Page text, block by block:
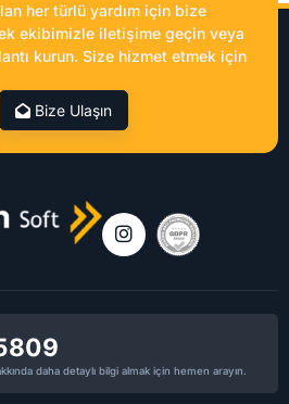
her türlü yardım için bize
ekibimizle iletişime geçin veya
kurun. Size hizmet etmek için
Bize Ulaşın
daha detaylı bilgi almak için hemen arayın.